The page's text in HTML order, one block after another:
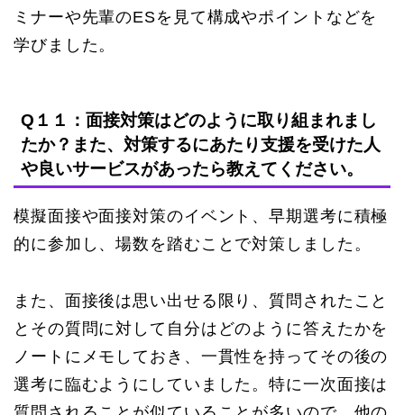
ミナーや先輩のESを見て構成やポイントなどを
学びました。
Q１１：面接対策はどのように取り組まれまし
たか？また、対策するにあたり支援を受けた人
や良いサービスがあったら教えてください。
模擬面接や面接対策のイベント、早期選考に積極
的に参加し、場数を踏むことで対策しました。
また、面接後は思い出せる限り、質問されたこと
とその質問に対して自分はどのように答えたかを
ノートにメモしておき、一貫性を持ってその後の
選考に臨むようにしていました。特に一次面接は